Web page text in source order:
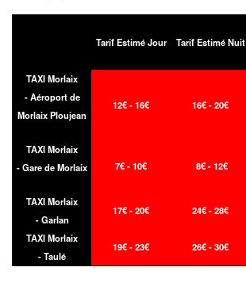
Tarif Estimé Jour Tarif Estimé Nuit
TAXI Morlaix
- Aéroport de
Morlaix Ploujean
12€ - 16€ 16€ - 20€
TAXI Morlaix
- Gare de Morlaix
7€ - 10€ 8€ - 12€
TAXI Morlaix
- Garlan
17€ - 20€ 24€ - 28€
TAXI Morlaix
- Taulé
19€ - 23€ 26€ - 30€